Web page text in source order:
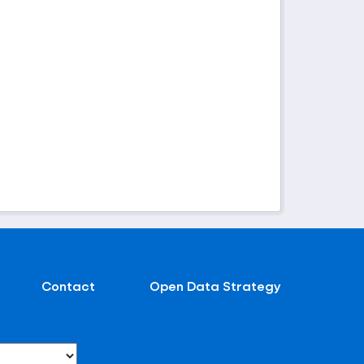
Contact Open Data Strategy